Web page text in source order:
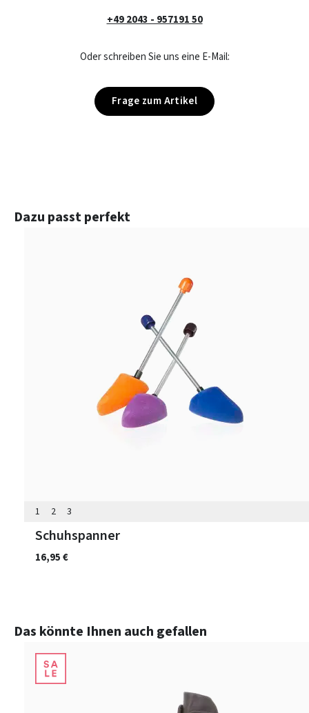
+49 2043 - 957191 50
Oder schreiben Sie uns eine E-Mail:
Frage zum Artikel
Produktgalerie überspringen
Dazu passt perfekt
1 2 3
Schuhspanner
16,95 €
Produktgalerie überspringen
Das könnte Ihnen auch gefallen